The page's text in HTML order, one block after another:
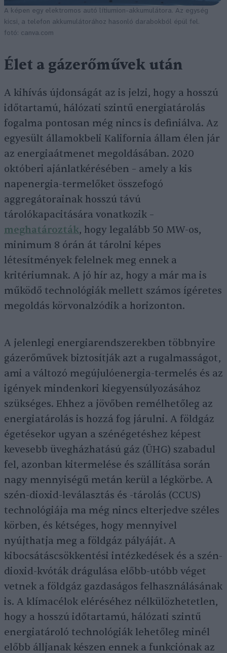
A képen egy elektromos autó lítiumion-akkumulátora. Az egység
kicsi, a telefon akkumulátorához hasonló darabokból épül fel.
fotó: canva.com
Élet a gázerőművek után
A kihívás újdonságát az is jelzi, hogy a hosszú
időtartamú, hálózati szintű energiatárolás
fogalma pontosan még nincs is definiálva. Az
egyesült államokbeli Kalifornia állam élen jár
az energiaátmenet megoldásában. 2020
októberi ajánlatkérésében – amely a kis
napenergia-termelőket összefogó
aggregátorainak hosszú távú
tárolókapacitására vonatkozik –
meghatározták, hogy legalább 50 MW-os,
minimum 8 órán át tárolni képes
létesítmények felelnek meg ennek a
kritériumnak. A jó hír az, hogy a már ma is
működő technológiák mellett számos ígéretes
megoldás körvonalzódik a horizonton.
A jelenlegi energiarendszerekben többnyire
gázerőművek biztosítják azt a rugalmasságot,
ami a változó megújulóenergia-termelés és az
igények mindenkori kiegyensúlyozásához
szükséges. Ehhez a jövőben remélhetőleg az
energiatárolás is hozzá fog járulni. A földgáz
égetésekor ugyan a szénégetéshez képest
kevesebb üvegházhatású gáz (ÜHG) szabadul
fel, azonban kitermelése és szállítása során
nagy mennyiségű metán kerül a légkörbe. A
szén-dioxid-leválasztás és -tárolás (CCUS)
technológiája ma még nincs elterjedve széles
körben, és kétséges, hogy mennyivel
nyújthatja meg a földgáz pályáját. A
kibocsátáscsökkentési intézkedések és a szén-
dioxid-kvóták drágulása előbb-utóbb véget
vetnek a földgáz gazdaságos felhasználásának
is. A klímacélok eléréséhez nélkülözhetetlen,
hogy a hosszú időtartamú, hálózati szintű
energiatároló technológiák lehetőleg minél
előbb álljanak készen ennek a funkciónak az